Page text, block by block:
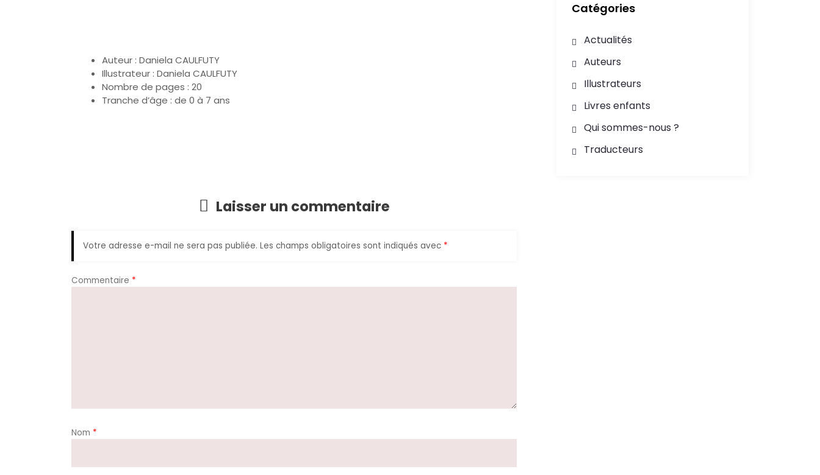
Auteur : Daniela CAULFUTY
Illustrateur : Daniela CAULFUTY
Nombre de pages : 20
Tranche d’âge : de 0 à 7 ans
Laisser un commentaire
Votre adresse e-mail ne sera pas publiée. Les champs obligatoires sont indiqués avec *
Commentaire *
Nom *
Catégories
Actualités
Auteurs
Illustrateurs
Livres enfants
Qui sommes-nous ?
Traducteurs